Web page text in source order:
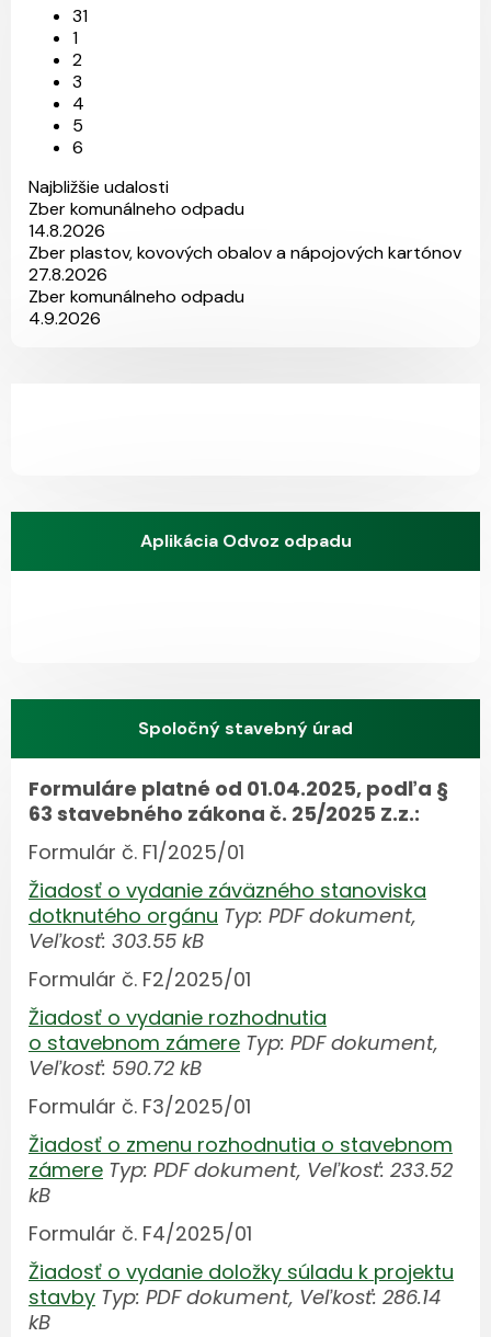
31
1
2
3
4
5
6
Najbližšie udalosti
Zber komunálneho odpadu
14.8.2026
Zber plastov, kovových obalov a nápojových kartónov
27.8.2026
Zber komunálneho odpadu
4.9.2026
Aplikácia Odvoz odpadu
Spoločný stavebný úrad
Formuláre platné od 01.04.2025, podľa §
63 stavebného zákona č. 25/2025 Z.z.:
Formulár č. F1/2025/01
Žiadosť o vydanie záväzného stanoviska
dotknutého orgánu Typ: PDF dokument,
Veľkosť: 303.55 kB
Formulár č. F2/2025/01
Žiadosť o vydanie rozhodnutia
o stavebnom zámere Typ: PDF dokument,
Veľkosť: 590.72 kB
Formulár č. F3/2025/01
Žiadosť o zmenu rozhodnutia o stavebnom
zámere Typ: PDF dokument, Veľkosť: 233.52
kB
Formulár č. F4/2025/01
Žiadosť o vydanie doložky súladu k projektu
stavby Typ: PDF dokument, Veľkosť: 286.14
kB